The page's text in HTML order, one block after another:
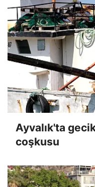
Ayvalık'ta
coşkusu